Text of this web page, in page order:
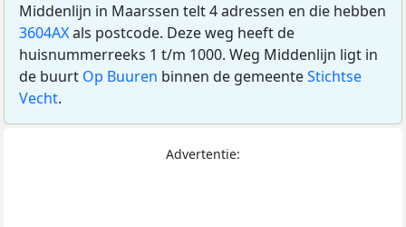
Middenlijn in Maarssen telt 4 adressen en die hebben
3604AXals postcode. Deze weg heeft de
huisnummerreeks 1 t/m 1000. Weg Middenlijn ligt in
de buurt Op Buuren binnen de gemeenteStichtse
Vecht.
Advertentie: